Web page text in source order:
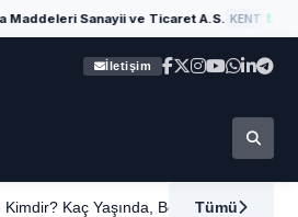
Sanayii ve Ticaret A.S. KENT ₺355,00
İletişim
Yaşında, Boyu, Kilosu, Sevgilisi Var mı,
Tümü